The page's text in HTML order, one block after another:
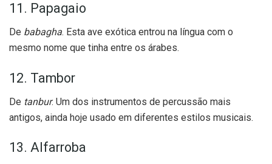
11. Papagaio
De babagha. Esta ave exótica entrou na língua com o
mesmo nome que tinha entre os árabes.
12. Tambor
De tanbur. Um dos instrumentos de percussão mais
antigos, ainda hoje usado em diferentes estilos musicais.
13. Alfarroba